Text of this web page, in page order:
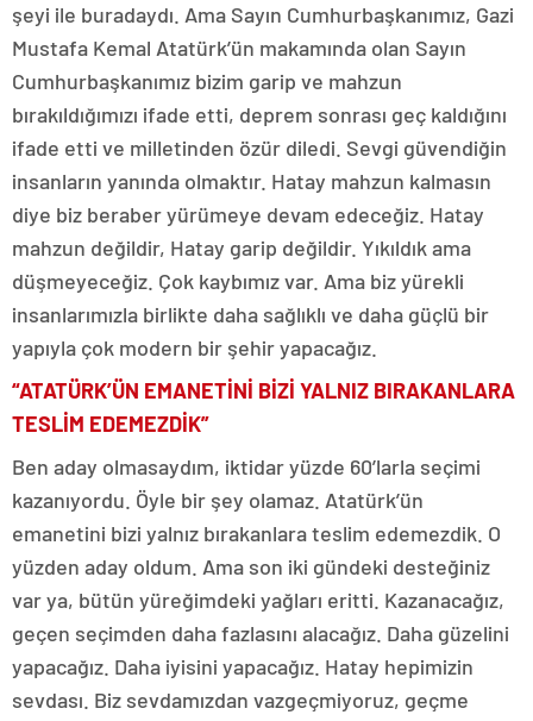
şeyi ile buradaydı. Ama Sayın Cumhurbaşkanımız, Gazi
Mustafa Kemal Atatürk’ün makamında olan Sayın
Cumhurbaşkanımız bizim garip ve mahzun
bırakıldığımızı ifade etti, deprem sonrası geç kaldığını
ifade etti ve milletinden özür diledi. Sevgi güvendiğin
insanların yanında olmaktır. Hatay mahzun kalmasın
diye biz beraber yürümeye devam edeceğiz. Hatay
mahzun değildir, Hatay garip değildir. Yıkıldık ama
düşmeyeceğiz. Çok kaybımız var. Ama biz yürekli
insanlarımızla birlikte daha sağlıklı ve daha güçlü bir
yapıyla çok modern bir şehir yapacağız.
“ATATÜRK’ÜN EMANETİNİ BİZİ YALNIZ BIRAKANLARA
TESLİM EDEMEZDİK”
Ben aday olmasaydım, iktidar yüzde 60’larla seçimi
kazanıyordu. Öyle bir şey olamaz. Atatürk’ün
emanetini bizi yalnız bırakanlara teslim edemezdik. O
yüzden aday oldum. Ama son iki gündeki desteğiniz
var ya, bütün yüreğimdeki yağları eritti. Kazanacağız,
geçen seçimden daha fazlasını alacağız. Daha güzelini
yapacağız. Daha iyisini yapacağız. Hatay hepimizin
sevdası. Biz sevdamızdan vazgeçmiyoruz, geçme